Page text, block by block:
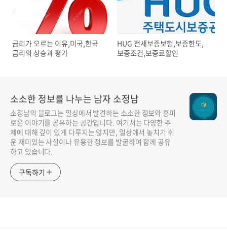
금리가 오르는 이유,미국,한국
금리의 상승과 평가
HUG 전세보증보험,보증한도,
보증조건,보증료할인
소소한 정보를 나누는 남자 소정남
소정남의 블로그는 일상에서 발견하는 소소한 정보와 흥미
로운 이야기를 공유하는 공간입니다. 여기서는 다양한 주
제에 대해 깊이 있게 다루지는 않지만, 일상에서 놓치기 쉬
운 재미있는 사실이나 유용한 정보를 발굴하여 함께 공유
하고 있습니다.
구독하기